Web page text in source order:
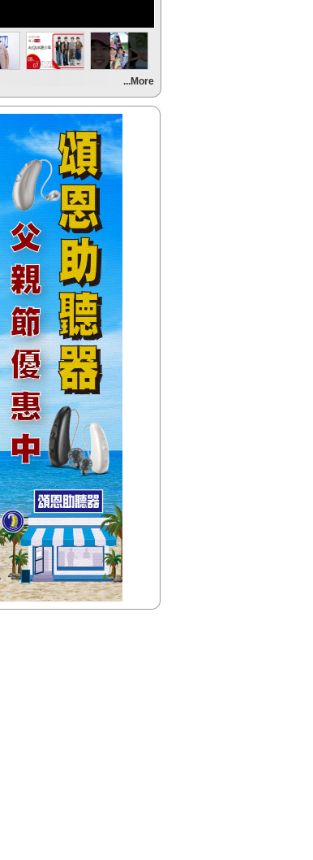
(南部)
HITO FUN 輕鬆-韋恩
STOP！一起趣台東-阿娟
【HitFm正在進行】
(宜蘭)
嗑音樂
STOP！一起趣台東-阿娟
【HitFm正在進行】
(花東)
Hito放輕鬆
STOP！一起趣台東-阿娟
...More